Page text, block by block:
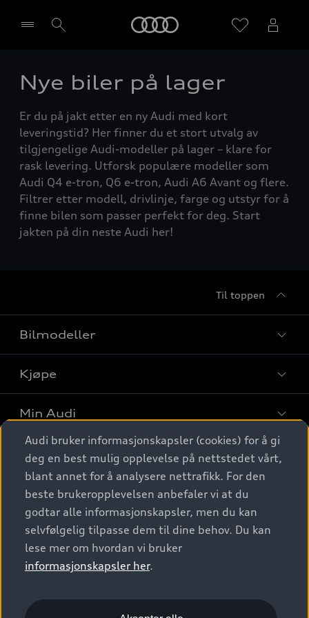
Velg forhandler
Nye biler på lager
Er du på jakt etter en ny Audi med kort
leveringstid? Her finner du et stort utvalg av
tilgjengelige Audi-modeller på lager – klare for
rask levering. Utforsk populære modeller som
Audi Q4 e-tron, Q6 e-tron, Audi A6 Avant og flere.
Filtrer etter modell, drivlinje, farge og utstyr for å
finne bilen som passer perfekt for deg. Start
jakten på din neste Audi her!
Til toppen
Bilmodeller
Finn din Audi
Sammenlign bilmodeller
Elbiler
SUV
Stasjonsvogn
Sportback
S/RS
Konseptbiler og prototyper
Kjøpe
Kjøpshjelp
Biler på lager
Finn forhandler
Bestill prøvekjøring
Kontakt forhandler
Bilgarantier
Min Audi
Behold nybilfølelsen
Audi Originalt tilbehør
Verkstedtjenester
Digitale tjenester
Audi digitale tjenester
Audi connect
Functions on demand
Kom i gang med myAudi
Audi Norge
Kundeservice
Audi Driving Experience
© 2026 AUDI NORGE. All Rights Reserved.
Audi bruker informasjonskapsler (cookies) for å gi
deg en best mulig opplevelse på nettstedet vårt,
blant annet for å analysere nettrafikk. For den
beste brukeropplevelsen anbefaler vi at du
godtar alle informasjonskapsler, men du kan
selvfølgelig tilpasse dem til dine behov. Du kan
lese mer om hvordan vi bruker
informasjonskapsler her.